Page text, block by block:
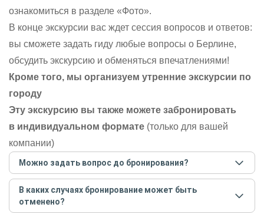
ознакомиться в разделе «Фото».
В конце экскурсии вас ждет сессия вопросов и ответов:
вы сможете задать гиду любые вопросы о Берлине,
обсудить экскурсию и обменяться впечатлениями!
Кроме того, мы организуем утренние экскурсии по
городу
Эту экскурсию вы также можете забронировать
в индивидуальном формате (только для вашей
компании)
Можно задать вопрос до бронирования?
Достаточно перейти по ссылке «Задать вопрос» и
написать гиду. Платить при этом не нужно. Сначала
согласуйте с гидом интересующие вас вопросы и после
В каких случаях бронирование может быть
отменено?